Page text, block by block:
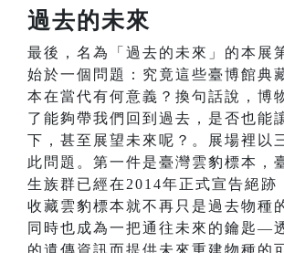
過去的未來
最後，名為「過去的未來」的本展
始於一個問題：究竟這些臺博館典
本在當代有何意義？換句話說，博
了能夠帶我們回到過去，是否也能
下，甚至展望未來呢？。展場裡以
此問題。第一件是臺灣雲豹標本，
生族群已經在2014年正式宣告絕跡
收藏雲豹標本就不再只是過去物種
同時也成為一把通往未來的鑰匙—
的遺傳資訊而提供未來重建物種的